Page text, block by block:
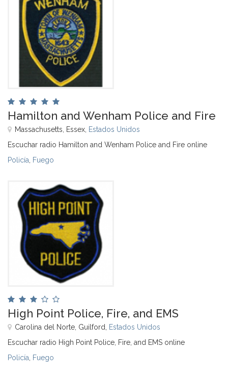
Hamilton and Wenham Police and Fire
Massachusetts, Essex, Estados Unidos
Escuchar radio Hamilton and Wenham Police and Fire online
Policía Fuego
High Point Police, Fire, and EMS
Carolina del Norte, Guilford, Estados Unidos
Escuchar radio High Point Police, Fire, and EMS online
Policía Fuego